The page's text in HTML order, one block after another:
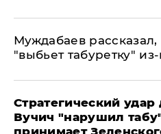
Муждабаев рассказал,
"выбьет табуретку"
Стратегический
Вучич "нарушил
принимает